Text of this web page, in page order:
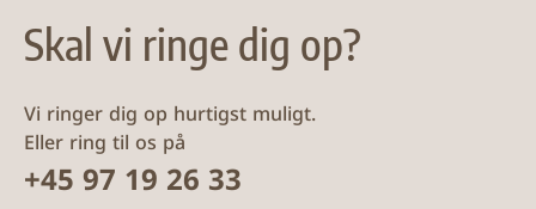
Skal vi ringe dig op?
Vi ringer dig op hurtigst muligt.
Eller ring til os på
+45 97 19 26 33